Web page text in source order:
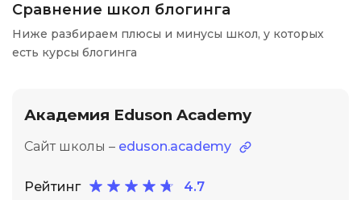
Сравнение школ блогинга
Ниже разбираем плюсы и минусы школ, у которых
есть курсы блогинга
Академия Eduson Academy
Сайт школы – eduson.academy
Рейтинг 4.7